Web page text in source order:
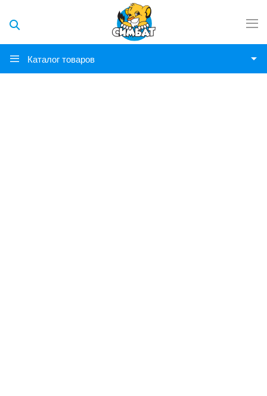
Каталог товаров